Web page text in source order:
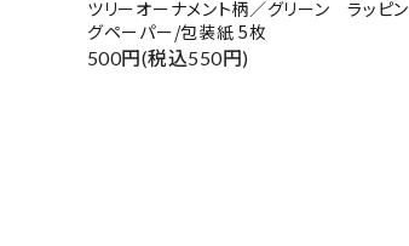
ツリーオーナメント柄／グリーン ラッピン
グペーパー/包装紙 5枚
500円(税込550円)